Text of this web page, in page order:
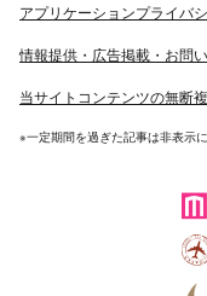
アプリケーションプライバ
情報提供・広告掲載・お問
当サイトコンテンツの無断
※一定期間を過ぎた記事は非表示